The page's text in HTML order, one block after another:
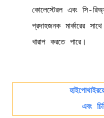
কোলেস্টেরল এবং সি-
প্রদাহজনক মার্কারের
খারাপ করতে পারে।
এবং